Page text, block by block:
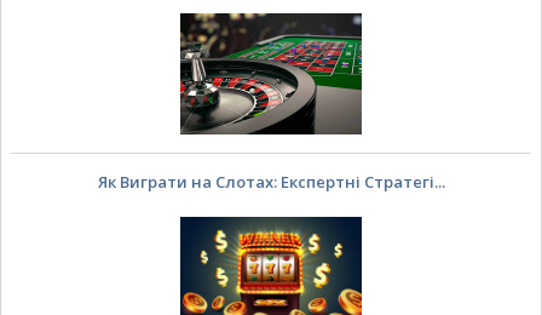
Як Виграти на Слотах: Експертні Стратегі...